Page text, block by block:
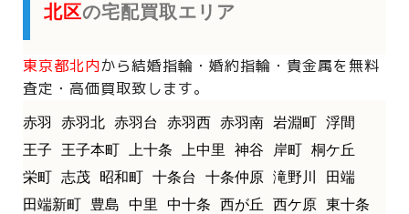
北区の宅配買取エリア
東京都北内から結婚指輪・婚約指輪・貴金属を無料
査定・高価買取致します。
赤羽 赤羽北 赤羽台 赤羽西 赤羽南 岩淵町 浮間
王子
王子本町 上十条 上中里 神谷 岸町 桐ケ丘
栄町 志茂 昭和町 十条台 十条仲原 滝野川
田端
田端新町
豊島 中里 中十条 西が丘 西ケ原 東十条